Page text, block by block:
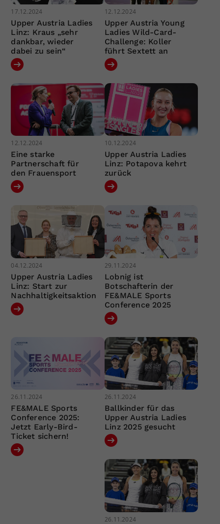
17.12.2024
Upper Austria Ladies
Linz: Kraus „sehr
dankbar, wieder
dabei zu sein“
12.12.2024
Upper Austria Young
Ladies Wild-Card-
Challenge: Koller
führt Sextett an
12.12.2024
Eine starke
Partnerschaft für
den Frauensport
10.12.2024
Upper Austria Ladies
Linz: Potapova kehrt
zurück
04.12.2024
Upper Austria Ladies
Linz: Start zur
Nachhaltigkeitsaktion
29.11.2024
Lobnig ist
Botschafterin der
FE&MALE Sports
Conference 2025
26.11.2024
FE&MALE Sports
Conference 2025:
Jetzt Early-Bird-
Ticket sichern!
26.11.2024
Ballkinder für das
Upper Austria Ladies
Linz 2025 gesucht
26.11.2024